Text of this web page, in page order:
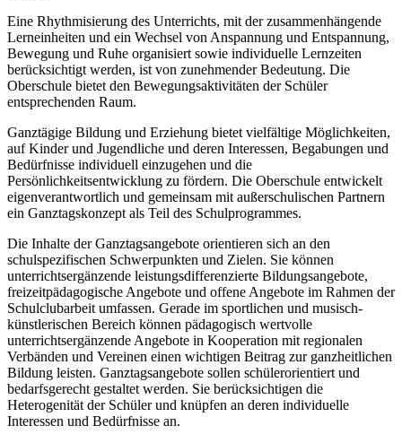
Eine Rhythmisierung des Unterrichts, mit der zusammenhängende
Lerneinheiten und ein Wechsel von Anspannung und Entspannung,
Bewegung und Ruhe organisiert sowie individuelle Lernzeiten
berücksichtigt werden, ist von zunehmender Bedeutung. Die
Oberschule bietet den Bewegungsaktivitäten der Schüler
entsprechenden Raum.
Ganztägige Bildung und Erziehung bietet vielfältige Möglichkeiten,
auf Kinder und Jugendliche und deren Interessen, Begabungen und
Bedürfnisse individuell einzugehen und die
Persönlichkeitsentwicklung zu fördern. Die Oberschule entwickelt
eigenverantwortlich und gemeinsam mit außerschulischen Partnern
ein Ganztagskonzept als Teil des Schulprogrammes.
Die Inhalte der Ganztagsangebote orientieren sich an den
schulspezifischen Schwerpunkten und Zielen. Sie können
unterrichtsergänzende leistungsdifferenzierte Bildungsangebote,
freizeitpädagogische Angebote und offene Angebote im Rahmen der
Schulclubarbeit umfassen. Gerade im sportlichen und musisch-
künstlerischen Bereich können pädagogisch wertvolle
unterrichtsergänzende Angebote in Kooperation mit regionalen
Verbänden und Vereinen einen wichtigen Beitrag zur ganzheitlichen
Bildung leisten. Ganztagsangebote sollen schülerorientiert und
bedarfsgerecht gestaltet werden. Sie berücksichtigen die
Heterogenität der Schüler und knüpfen an deren individuelle
Interessen und Bedürfnisse an.